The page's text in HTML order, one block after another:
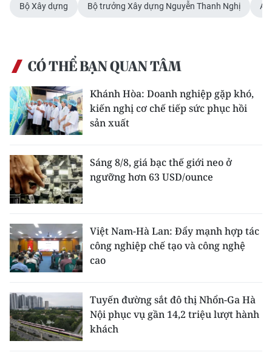
Bộ Xây dựng Bộ trưởng Xây dựng Nguyễn Thanh Nghị
CÓ THỂ BẠN QUAN TÂM
Khánh Hòa: Doanh nghiệp gặp khó,
kiến nghị cơ chế tiếp sức phục hồi
sản xuất
Sáng 8/8, giá bạc thế giới neo ở
ngưỡng hơn 63 USD/ounce
Việt Nam-Hà Lan: Đẩy mạnh hợp tác
công nghiệp chế tạo và công nghệ
cao
Tuyến đường sắt đô thị Nhổn-Ga Hà
Nội phục vụ gần 14,2 triệu lượt hành
khách